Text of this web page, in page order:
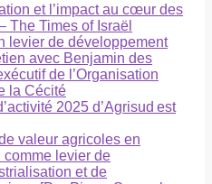
et l’impact au cœur des
The Times of Israël
levier de développement
avec Benjamin des
de l’Organisation
la Cécité
2025 d’Agrisud est
valeur agricoles en
comme levier de
et de